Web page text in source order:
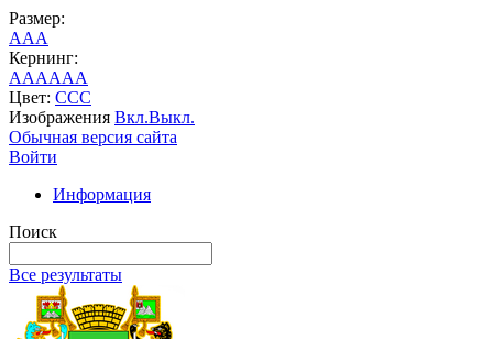
Размер:
AAA
Кернинг:
AAAAAA
Цвет: CCC
Изображения Вкл.Выкл.
Обычная версия сайта
Войти
Информация
Поиск
Все результаты